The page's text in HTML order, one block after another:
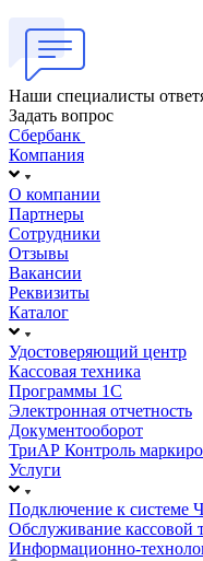
Наши специалисты
Задать вопрос
Сбербанк
Компания
О компании
Партнеры
Сотрудники
Отзывы
Вакансии
Реквизиты
Каталог
Удостоверяющий центр
Кассовая техника
Программы 1С
Электронная отчетность
Документооборот
ТриАР Контроль
Услуги
Подключение к системе
Обслуживание кассовой
Информационно-